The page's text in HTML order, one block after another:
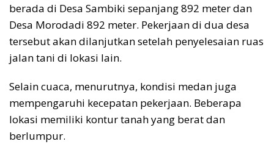
berada di Desa Sambiki sepanjang 892 meter dan
Desa Morodadi 892 meter. Pekerjaan di dua desa
tersebut akan dilanjutkan setelah penyelesaian ruas
jalan tani di lokasi lain.
Selain cuaca, menurutnya, kondisi medan juga
mempengaruhi kecepatan pekerjaan. Beberapa
lokasi memiliki kontur tanah yang berat dan
berlumpur.